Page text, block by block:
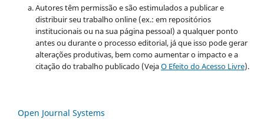
Autores têm permissão e são estimulados a publicar e
distribuir seu trabalho online (ex.: em repositórios
institucionais ou na sua página pessoal) a qualquer ponto
antes ou durante o processo editorial, já que isso pode gerar
alterações produtivas, bem como aumentar o impacto e a
citação do trabalho publicado (VejaO Efeito do Acesso Livre).
Open Journal Systems